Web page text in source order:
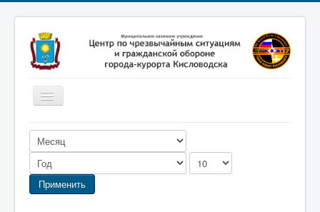
Включить/
выключить
Главная
Новости
Законодательство
Применить